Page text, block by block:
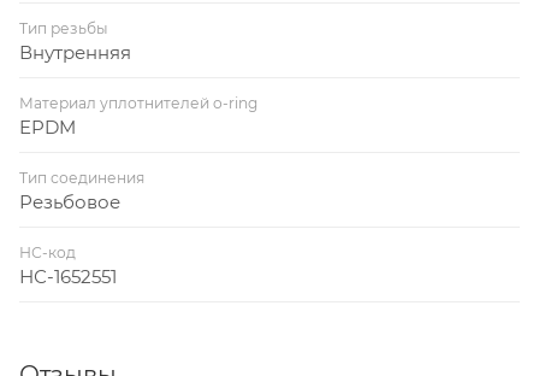
Тип резьбы
Внутренняя
Материал уплотнителей o-ring
EPDM
Тип соединения
Резьбовое
НС-код
НС-1652551